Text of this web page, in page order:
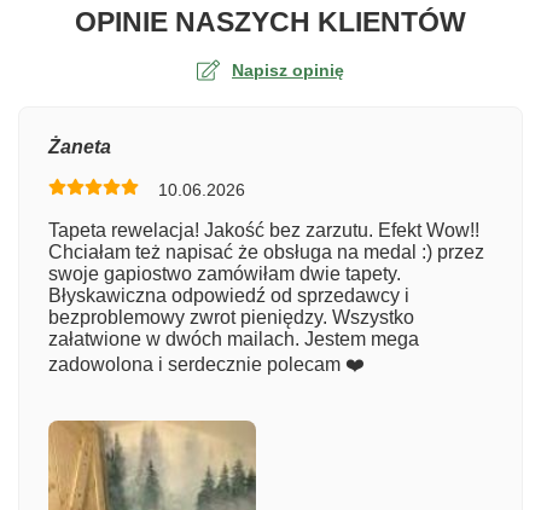
OPINIE NASZYCH KLIENTÓWO
Napisz opinię
Numer zamówienia
Imię
Żaneta
10.06.2026
Tapeta rewelacja! Jakość bez zarzutu. Efekt Wow!!
Chciałam też napisać że obsługa na medal :) przez
swoje gapiostwo zamówiłam dwie tapety.
Błyskawiczna odpowiedź od sprzedawcy i
bezproblemowy zwrot pieniędzy. Wszystko
załatwione w dwóch mailach. Jestem mega
zadowolona i serdecznie polecam ❤️